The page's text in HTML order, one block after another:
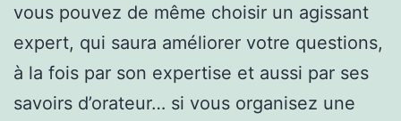
vous pouvez de même choisir un agissant
expert, qui saura améliorer votre questions,
à la fois par son expertise et aussi par ses
savoirs d’orateur… si vous organisez une